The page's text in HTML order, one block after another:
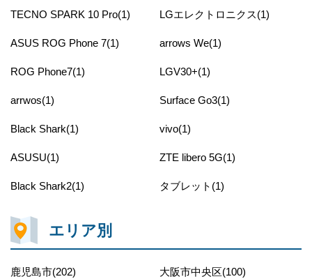
TECNO SPARK 10 Pro(1) LGエレクトロニクス(1)
ASUS ROG Phone 7(1) arrows We(1)
ROG Phone7(1) LGV30+(1)
arrwos(1) Surface Go3(1)
Black Shark(1) vivo(1)
ASUSU(1) ZTE libero 5G(1)
Black Shark2(1) タブレット(1)
エリア別
鹿児島市(202) 大阪市中央区(100)